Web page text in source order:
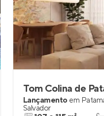
Tom Colina de
Lançamento em
Salvador